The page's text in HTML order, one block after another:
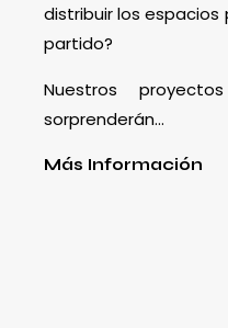
distribuir los espacios
partido?
Nuestros
sorprenderán…
Más Información